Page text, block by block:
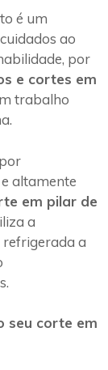
é um
ao
por
e cortes em
trabalho
altamente
em pilar de
a
a
seu corte em